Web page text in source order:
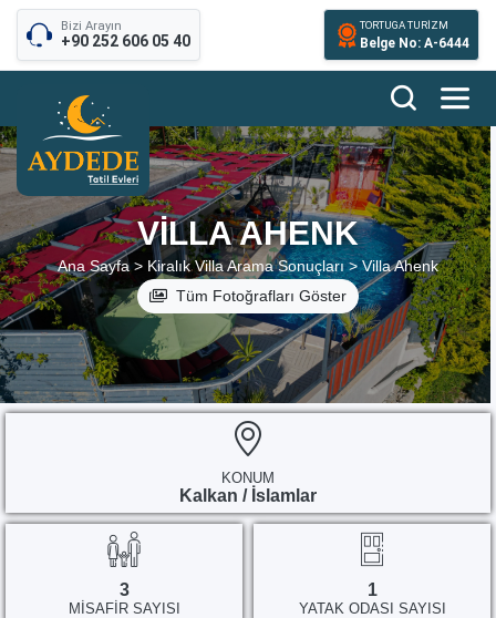
Bizi Arayın
+90 252 606 05 40
TORTUGA TURİZM
Belge No: A-6444
VILLA AHENK
Ana Sayfa > Kiralık Villa Arama Sonuçları > Villa Ahenk
Tüm Fotoğrafları Göster
KONUM
Kalkan / İslamlar
3
MISAFIR SAYISI
1
YATAK ODASI SAYISI